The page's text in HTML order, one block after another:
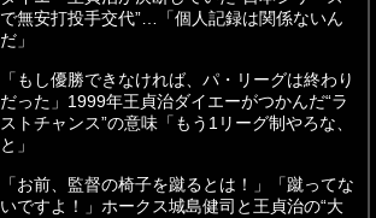
で無安打投手交代”…「個人記録は関係ないん
だ」
「もし優勝できなければ、パ・リーグは終わり
だった」1999年王貞治ダイエーがつかんだ“ラ
ストチャンス”の意味「もう1リーグ制やろな、
と」
「お前、監督の椅子を蹴るとは！」「蹴ってな
いですよ！」ホークス城島健司と王貞治の“大